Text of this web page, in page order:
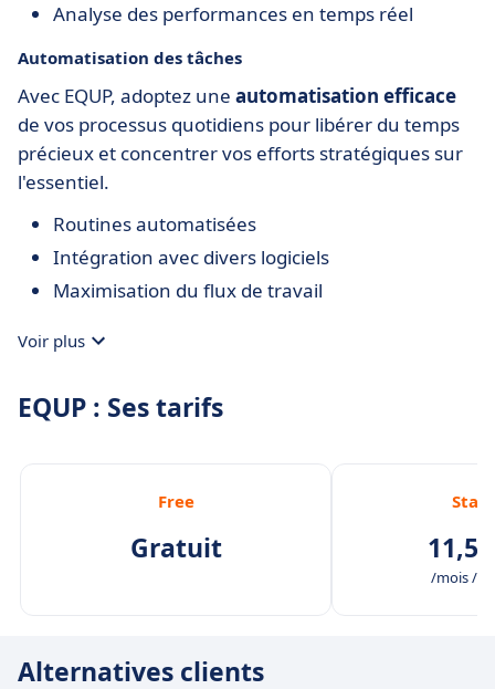
Analyse des performances en temps réel
Automatisation des tâches
Avec EQUP, adoptez une automatisation efficace
de vos processus quotidiens pour libérer du temps
précieux et concentrer vos efforts stratégiques sur
l'essentiel.
Routines automatisées
Intégration avec divers logiciels
Maximisation du flux de travail
Voir plus
EQUP : Ses tarifs
Free
Gratuit
/mois /
Alternatives clients